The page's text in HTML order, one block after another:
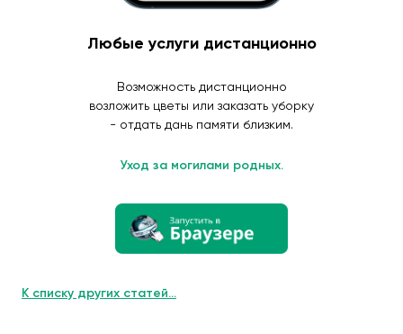
Любые услуги дистанционно
Возможность дистанционно
возложить цветы или заказать уборку
- отдать дань памяти близким.
Уход за могилами родных.
К списку других статей...